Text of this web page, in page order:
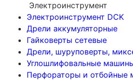
Электроинструмент
Электроинструмент DCK
Дрели аккумуляторные
Гайковерты сетевые
Дрели, шуруповерты,
Углошлифовальные
Перфораторы и отбойные